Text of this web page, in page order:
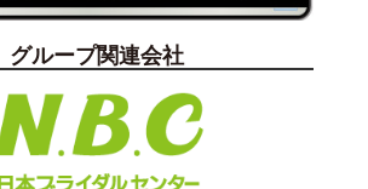
グループ関連会社